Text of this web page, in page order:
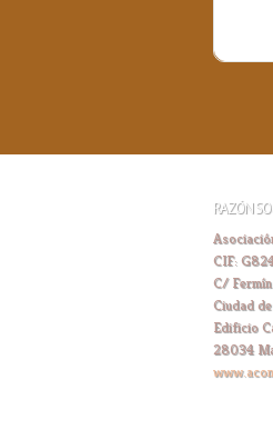
RAZÓN
CIF:
C/
Ciudad
Edificio
28034